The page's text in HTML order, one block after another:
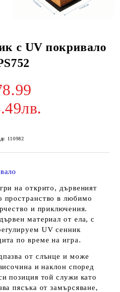
с UV покривало
110982
на открито, дървеният
пространство в любимо
и приключения.
материал от ела, с
UV сенник
по време на игра.
от слънце и може
и наклон според
позиция той служи като
пясъка от замърсяване,